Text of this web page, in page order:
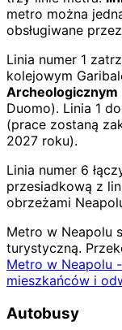
metro można
obsługiwane
Linia numer 1
kolejowym
Archeologicznym
Duomo). Linia 1
(prace zostaną
2027 roku).
Linia numer 6
przesiadkową z
obrzeżami
Metro w Neapolu
turystyczną.
Metro w Neapolu
mieszkańców i
Autobusy